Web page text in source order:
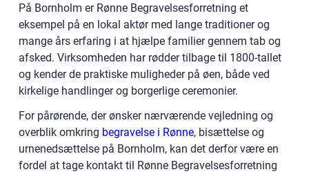
På Bornholm er Rønne Begravelsesforretning et
eksempel på en lokal aktør med lange traditioner og
mange års erfaring i at hjælpe familier gennem tab og
afsked. Virksomheden har rødder tilbage til 1800-tallet
og kender de praktiske muligheder på øen, både ved
kirkelige handlinger og borgerlige ceremonier.
For pårørende, der ønsker nærværende vejledning og
overblik omkring begravelse i Rønne, bisættelse og
urnenedsættelse på Bornholm, kan det derfor være en
fordel at tage kontakt til Rønne Begravelsesforretning